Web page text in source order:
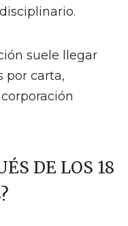
suele llegar
por carta,
DE LOS 18